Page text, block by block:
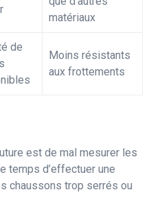
matériaux
de
Moins résistants
aux frottements
est de mal mesurer les
temps d’effectuer une
chaussons trop serrés ou